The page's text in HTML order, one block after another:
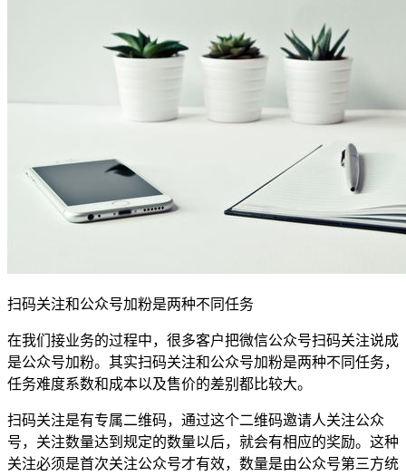
扫码关注和公众号加粉是两种不同任务
在我们接业务的过程中，很多客户把微信公众号扫码关注说成
是公众号加粉。其实扫码关注和公众号加粉是两种不同任务，
任务难度系数和成本以及售价的差别都比较大。
扫码关注是有专属二维码，通过这个二维码邀请人关注公众
号，关注数量达到规定的数量以后，就会有相应的奖励。这种
关注必须是首次关注公众号才有效，数量是由公众号第三方统